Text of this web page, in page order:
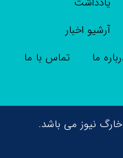
آرشیو اخبار
ما تماس با ما
نیوز می باشد.